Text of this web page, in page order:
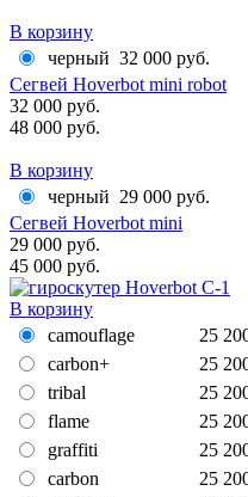
В корзину
черный 32 000 руб.
Сегвей Hoverbot mini robot
32 000 руб.
48 000 руб.
В корзину
черный 29 000 руб.
Сегвей Hoverbot mini
29 000 руб.
45 000 руб.
В корзину
camouflage
25
carbon+
25
tribal
25
flame
25
graffiti
25
carbon
25